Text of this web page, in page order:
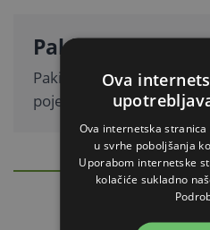
Pakiranje ili
Pakiranje sadrži 25 kom,
pojedinačne komade.
Ova
Ova internetska
u svrhe poboljšanja
Uporabom internetske
kolačiće sukladno